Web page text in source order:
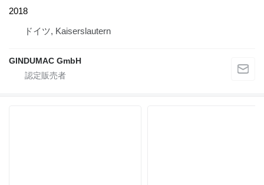
2018
ドイツ, Kaiserslautern
GINDUMAC GmbH